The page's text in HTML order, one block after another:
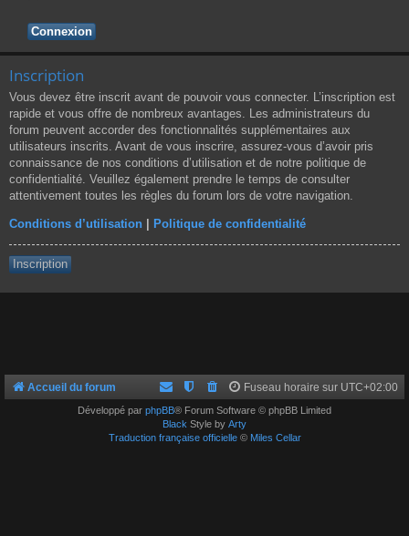
Inscription
Vous devez être inscrit avant de pouvoir vous connecter. L’inscription est
rapide et vous offre de nombreux avantages. Les administrateurs du
forum peuvent accorder des fonctionnalités supplémentaires aux
utilisateurs inscrits. Avant de vous inscrire, assurez-vous d’avoir pris
connaissance de nos conditions d’utilisation et de notre politique de
confidentialité. Veuillez également prendre le temps de consulter
attentivement toutes les règles du forum lors de votre navigation.
Conditions d’utilisation Politique de confidentialité
Inscription
Accueil du forum Fuseau horaire sur UTC+02:00
Développé par phpBB® Forum Software © phpBB Limited
Black Style by Arty
Traduction française officielle© Miles Cellar